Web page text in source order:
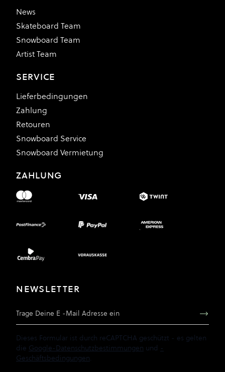
News
Skateboard Team
Snowboard Team
Artist Team
SERVICE
Lieferbedingungen
Zahlung
Retouren
Snowboard Service
Snowboard Vermietung
ZAHLUNG
NEWSLETTER
Dieses Formular ist durch reCAPTCHA geschützt - es gelten
die Google-Datenschutzbestimmungen und -
Geschäftsbedingungen.